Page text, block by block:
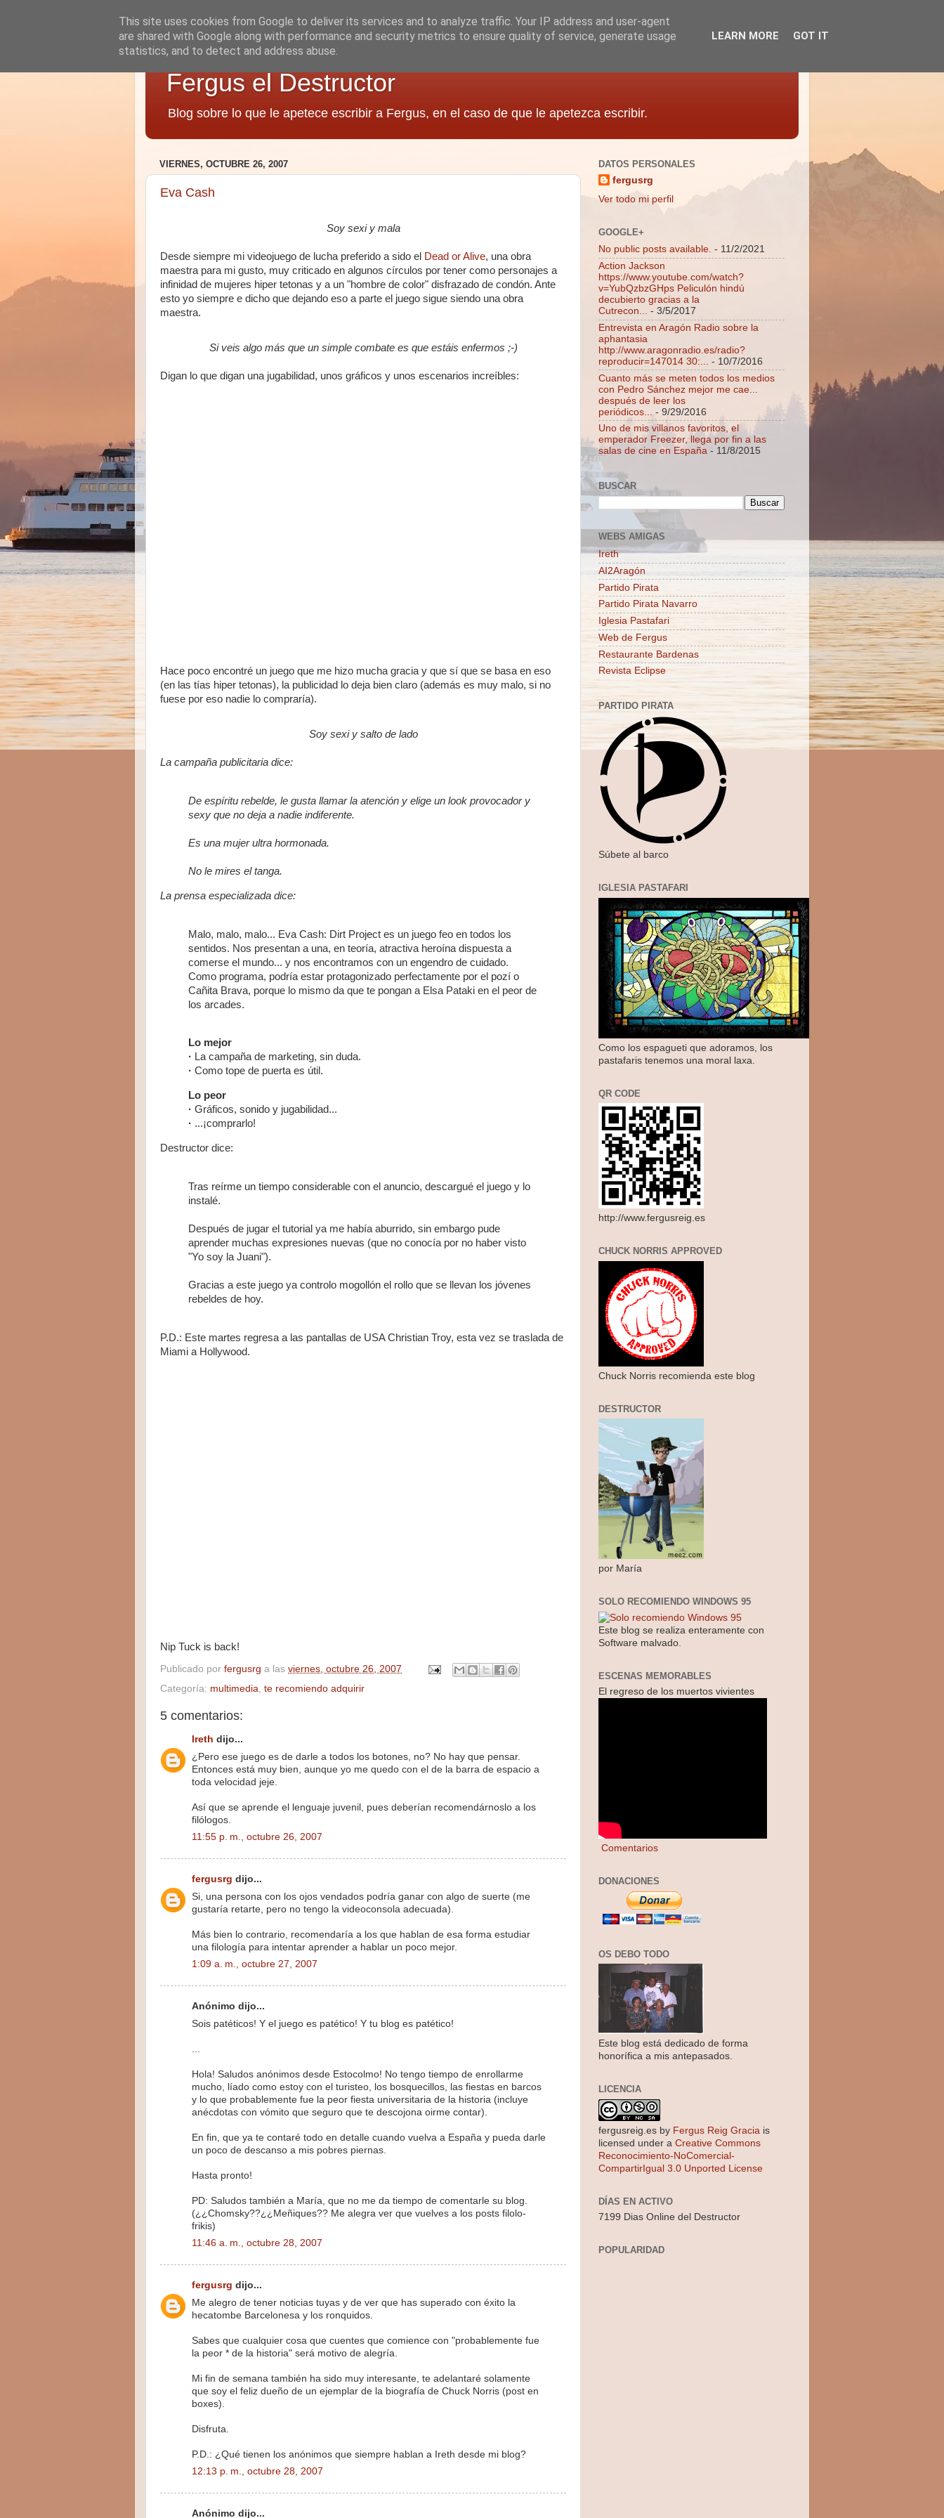
Fergus el Destructor
Blog sobre lo que le apetece escribir a Fergus, en el caso de que le apetezca escribir.
VIERNES, OCTUBRE 26, 2007
Eva Cash
Soy sexi y mala
Desde siempre mi videojuego de lucha preferido a sido el Dead or Alive, una obra
maestra para mi gusto, muy criticado en algunos círculos por tener como personajes a
infinidad de mujeres hiper tetonas y a un "hombre de color" disfrazado de condón. Ante
esto yo siempre e dicho que dejando eso a parte el juego sigue siendo una obra
maestra.
Si veis algo más que un simple combate es que estáis enfermos ;-)
Digan lo que digan una jugabilidad, unos gráficos y unos escenarios increíbles:
Hace poco encontré un juego que me hizo mucha gracia y que sí que se basa en eso
(en las tías hiper tetonas), la publicidad lo deja bien claro (además es muy malo, si no
fuese por eso nadie lo compraría).
Soy sexi y salto de lado
La campaña publicitaria dice:
De espíritu rebelde, le gusta llamar la atención y elige un look provocador y
sexy que no deja a nadie indiferente.
Es una mujer ultra hormonada.
No le mires el tanga.
La prensa especializada dice:
Malo, malo, malo... Eva Cash: Dirt Project es un juego feo en todos los
sentidos. Nos presentan a una, en teoría, atractiva heroína dispuesta a
comerse el mundo... y nos encontramos con un engendro de cuidado.
Como programa, podría estar protagonizado perfectamente por el pozí o
Cañita Brava, porque lo mismo da que te pongan a Elsa Pataki en el peor de
los arcades.
Lo mejor
· La campaña de marketing, sin duda.
· Como tope de puerta es útil .
Lo peor
· Gráficos, sonido y jugabilidad...
· ...¡comprarlo!
Destructor dice:
Tras reírme un tiempo considerable con el anuncio, descargué el juego y lo
instalé.
Después de jugar el tutorial ya me había aburrido, sin embargo pude
aprender muchas expresiones nuevas (que no conocía por no haber visto
"Yo soy la Juani").
Gracias a este juego ya controlo mogollón el rollo que se llevan los jóvenes
rebeldes de hoy.
P.D.: Este martes regresa a las pantallas de USA Christian Troy, esta vez se traslada de
Miami a Hollywood.
Nip Tuck is back!
Publicado por fergusrg a las viernes, octubre 26, 2007
Categoría: multimedia, te recomiendo adquirir
5 comentarios:
Ireth dijo...
¿Pero ese juego es de darle a todos los botones, no? No hay que pensar.
Entonces está muy bien, aunque yo me quedo con el de la barra de espacio a
toda velocidad jeje.
Así que se aprende el lenguaje juvenil, pues deberían recomendárnoslo a los
filólogos.
11:55 p. m., octubre 26, 2007
fergusrg dijo...
Si, una persona con los ojos vendados podría ganar con algo de suerte (me
gustaría retarte, pero no tengo la videoconsola adecuada).
Más bien lo contrario, recomendaría a los que hablan de esa forma estudiar
una filología para intentar aprender a hablar un poco mejor.
1:09 a. m., octubre 27, 2007
Anónimo dijo...
Sois patéticos! Y el juego es patético! Y tu blog es patético!
Hola! Saludos anónimos desde Estocolmo! No tengo tiempo de enrollarme
mucho, líado como estoy con el turisteo, los bosquecillos, las fiestas en barcos
y lo que probablemente fue la peor fiesta universitaria de la historia (incluye
anécdotas con vómito que seguro que te descojona oirme contar).
En fin, que ya te contaré todo en detalle cuando vuelva a España y pueda darle
un poco de descanso a mis pobres piernas.
Hasta pronto!
PD: Saludos también a María, que no me da tiempo de comentarle su blog.
(¿¿Chomsky??¿¿Meñiques?? Me alegra ver que vuelves a los posts filolo-
frikis)
11:46 a. m., octubre 28, 2007
fergusrg dijo...
Me alegro de tener noticias tuyas y de ver que has superado con éxito la
hecatombe Barcelonesa y los ronquidos.
Sabes que cualquier cosa que cuentes que comience con "probablemente fue
la peor * de la historia" será motivo de alegría.
Mi fin de semana también ha sido muy interesante, te adelantaré solamente
que soy el feliz dueño de un ejemplar de la biografía de Chuck Norris (post en
boxes).
Disfruta.
P.D.: ¿Qué tienen los anónimos que siempre hablan a Ireth desde mi blog?
12:13 p. m., octubre 28, 2007
Anónimo dijo...
DATOS PERSONALES
fergusrg
Ver todo mi perfil
GOOGLE+
No public posts available. - 11/2/2021
Action Jackson
https://www.youtube.com/watch?
v=YubQzbzGHps Peliculón hindú
decubierto gracias a la
Cutrecon... - 3/5/2017
Entrevista en Aragón Radio sobre la
aphantasia
http://www.aragonradio.es/radio?
reproducir=147014 30:...
- 10/7/2016
Cuanto más se meten todos los medios
con Pedro Sánchez mejor me cae...
después de leer los
periódicos...
- 9/29/2016
Uno de mis villanos favoritos, el
emperador Freezer, llega por fin a las
salas de cine en España - 11/8/2015
BUSCAR
WEBS AMIGAS
Ireth
AI2Aragón
Partido Pirata
Partido Pirata Navarro
Iglesia Pastafari
Web de Fergus
Restaurante Bardenas
Revista Eclipse
PARTIDO PIRATA
Súbete al barco
IGLESIA PASTAFARI
Como los espagueti que adoramos, los
pastafaris tenemos una moral laxa.
QR CODE
http://www.fergusreig.es
CHUCK NORRIS APPROVED
Chuck Norris recomienda este blog
DESTRUCTOR
por María
SOLO RECOMIENDO WINDOWS 95
Este blog se realiza enteramente con
Software malvado.
ESCENAS MEMORABLES
El regreso de los muertos vivientes
Comentarios
DONACIONES
OS DEBO TODO
Este blog está dedicado de forma
honorífica a mis antepasados.
LICENCIA
fergusreig.es by Fergus Reig Gracia is
licensed under a Creative Commons
Reconocimiento-NoComercial-
CompartirIgual 3.0 Unported License
DÍAS EN ACTIVO
7199 Dias Online del Destructor
POPULARIDAD
This site uses cookies from Google to deliver its services and to analyze traffic. Your IP address and user-agent
are shared with Google along with performance and security metrics to ensure quality of service, generate usage
statistics, and to detect and address abuse.
LEARN MORE GOT IT